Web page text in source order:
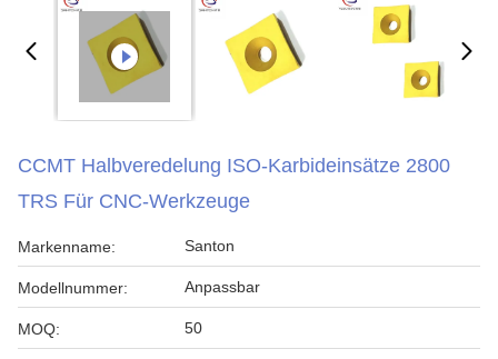
CCMT Halbveredelung ISO-Karbideinsätze 2800
TRS Für CNC-Werkzeuge
Markenname: Santon
Modellnummer: Anpassbar
MOQ: 50